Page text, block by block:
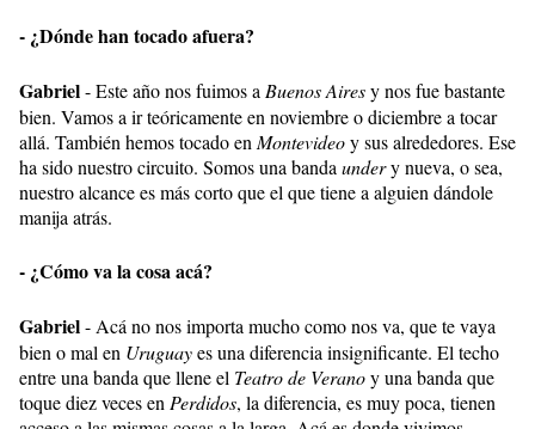
- ¿Dónde han tocado afuera?
Gabriel- Este año nos fuimos aBuenos Airesy nos fue bastante
bien. Vamos a ir teóricamente en noviembre o diciembre a tocar
allá. También hemos tocado enMontevideoy sus alrededores. Ese
ha sido nuestro circuito. Somos una bandaundery nueva, o sea,
nuestro alcance es más corto que el que tiene a alguien dándole
manija atrás.
- ¿Cómo va la cosa acá?
Gabriel- Acá no nos importa mucho como nos va, que te vaya
bien o mal en Uruguayes una diferencia insignificante. El techo
entre una banda que llene el Teatro de Veranoy una banda que
toque diez veces enPerdidos, la diferencia, es muy poca, tienen